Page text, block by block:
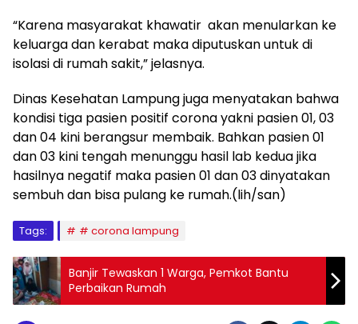
“Karena masyarakat khawatir akan menularkan ke
keluarga dan kerabat maka diputuskan untuk di
isolasi di rumah sakit,” jelasnya.
Dinas Kesehatan Lampung juga menyatakan bahwa
kondisi tiga pasien positif corona yakni pasien 01, 03
dan 04 kini berangsur membaik. Bahkan pasien 01
dan 03 kini tengah menunggu hasil lab kedua jika
hasilnya negatif maka pasien 01 dan 03 dinyatakan
sembuh dan bisa pulang ke rumah.(lih/san)
Tags: # corona lampung
Banjir Tewaskan 1 Warga, Pemkot Bantu
Perbaikan Rumah